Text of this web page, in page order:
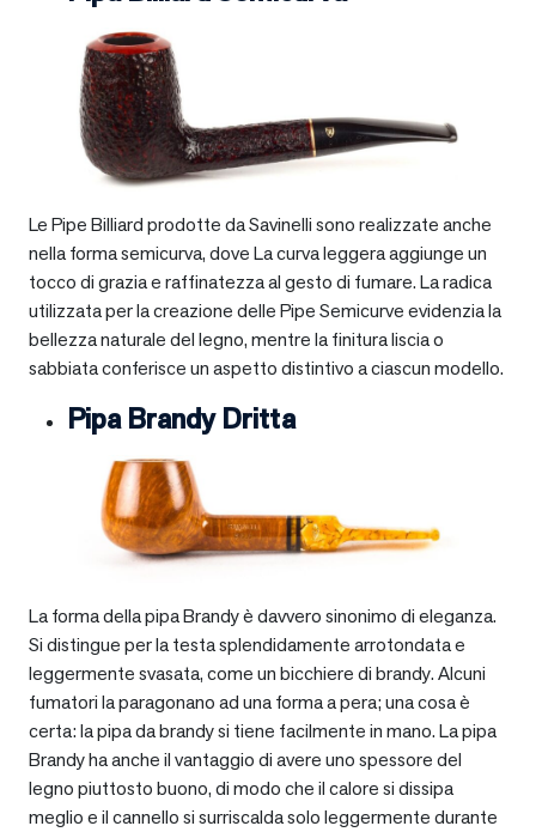
Le Pipe Billiard prodotte da Savinelli sono realizzate anche
nella forma semicurva, dove La curva leggera aggiunge un
tocco di grazia e raffinatezza al gesto di fumare. La radica
utilizzata per la creazione delle Pipe Semicurve evidenzia la
bellezza naturale del legno, mentre la finitura liscia o
sabbiata conferisce un aspetto distintivo a ciascun modello.
Pipa Brandy Dritta
La forma della pipa Brandy è davvero sinonimo di eleganza.
Si distingue per la testa splendidamente arrotondata e
leggermente svasata, come un bicchiere di brandy. Alcuni
fumatori la paragonano ad una forma a pera; una cosa è
certa: la pipa da brandy si tiene facilmente in mano. La pipa
Brandy ha anche il vantaggio di avere uno spessore del
legno piuttosto buono, di modo che il calore si dissipa
meglio e il cannello si surriscalda solo leggermente durante